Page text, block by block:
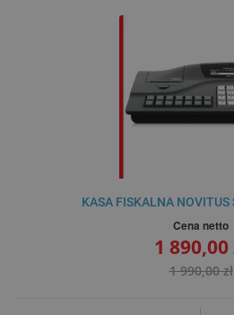
KASA FISKALNA NOVITUS
Cena netto
1 890,00
1 990,00 zł